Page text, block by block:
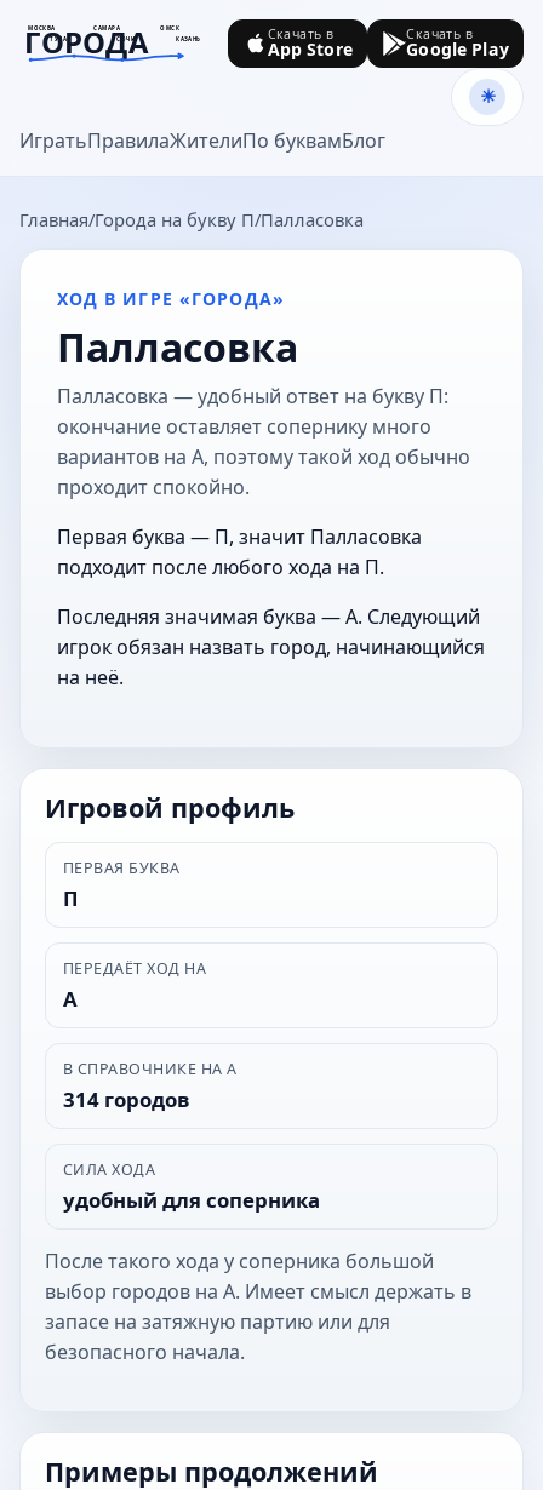
МОСКВА САМАРА
ОМСК
ТУЛА
СОЧИ КАЗАНЬ
ГОРОДА
goroda-na.ru
ИгратьПравилаЖителиПо буквамБлог
Скачать в
App Store
Скачать в
Google Play
Главная Города на букву П Палласовка
ХОД В ИГРЕ «ГОРОДА»
Палласовка
Палласовка — удобный ответ на букву П:
окончание оставляет сопернику много
вариантов на А, поэтому такой ход обычно
проходит спокойно.
Первая буква — П, значит Палласовка
подходит после любого хода на П.
Последняя значимая буква — А. Следующий
игрок обязан назвать город, начинающийся
на неё.
Игровой профиль
ПЕРВАЯ БУКВА
П
ПЕРЕДАЁТ ХОД НА
А
В СПРАВОЧНИКЕ НА А
314 городов
СИЛА ХОДА
удобный для соперника
После такого хода у соперника большой
выбор городов на А. Имеет смысл держать в
запасе на затяжную партию или для
безопасного начала.
Примеры продолжений